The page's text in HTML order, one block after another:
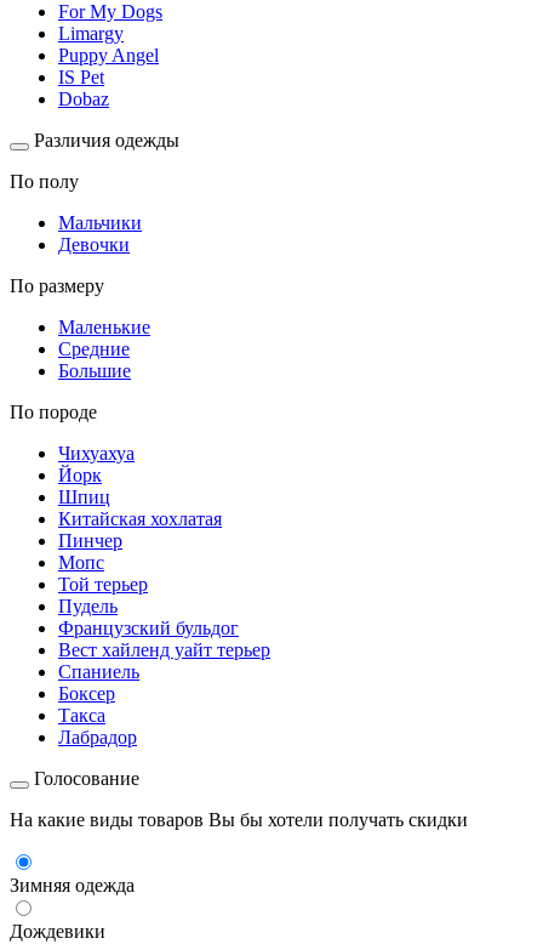
For My Dogs
Limargy
Puppy Angel
IS Pet
Dobaz
Различия одежды
По полу
Мальчики
Девочки
По размеру
Маленькие
Средние
Большие
По породе
Чихуахуа
Йорк
Шпиц
Китайская хохлатая
Пинчер
Мопс
Той терьер
Пудель
Французский бульдог
Вест хайленд уайт терьер
Спаниель
Боксер
Такса
Лабрадор
Голосование
На какие виды товаров Вы бы хотели получать скидки
Зимняя одежда
Дождевики